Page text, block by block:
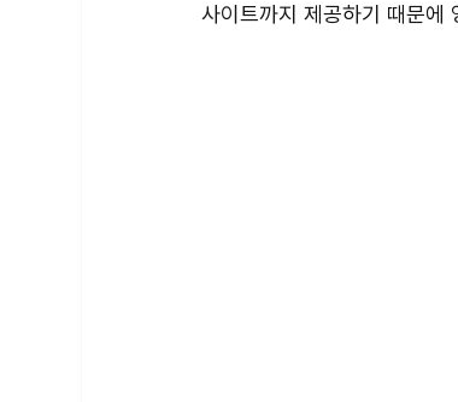
사이트까지 제공하기 때문에